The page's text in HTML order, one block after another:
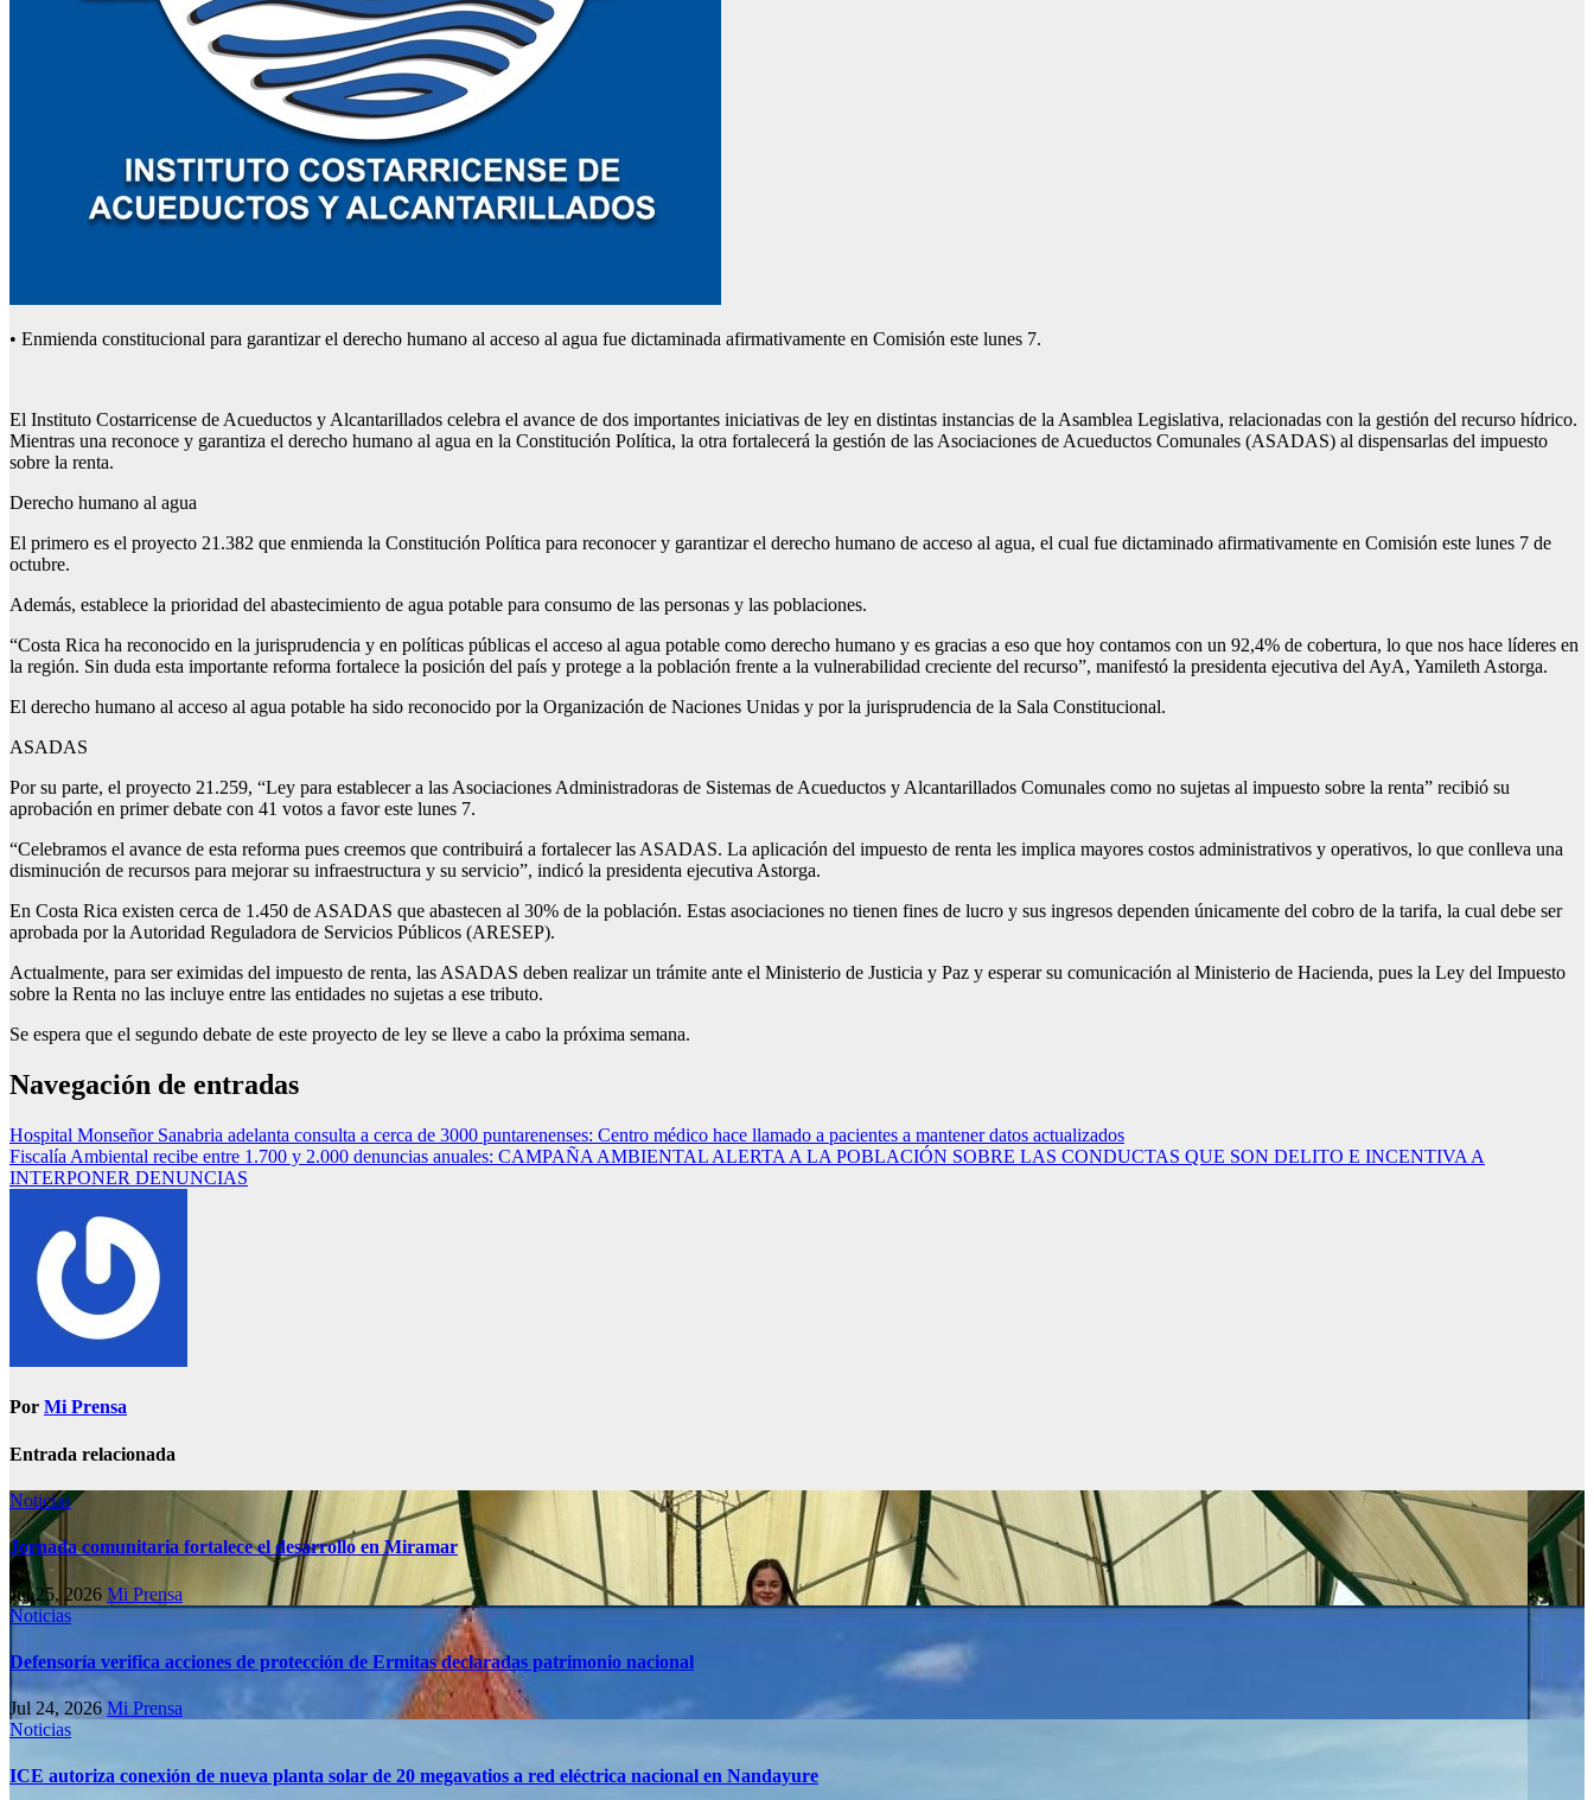
• Enmienda constitucional para garantizar el derecho humano al acceso al agua fue dictaminada afirmativamente en Comisión este lunes 7.
El Instituto Costarricense de Acueductos y Alcantarillados celebra el avance de dos importantes iniciativas de ley en distintas instancias de la Asamblea Legislativa, relacionadas con la gestión del recurso hídrico.
Mientras una reconoce y garantiza el derecho humano al agua en la Constitución Política, la otra fortalecerá la gestión de las Asociaciones de Acueductos Comunales (ASADAS) al dispensarlas del impuesto
sobre la renta.
Derecho humano al agua
El primero es el proyecto 21.382 que enmienda la Constitución Política para reconocer y garantizar el derecho humano de acceso al agua, el cual fue dictaminado afirmativamente en Comisión este lunes 7 de
octubre.
Además, establece la prioridad del abastecimiento de agua potable para consumo de las personas y las poblaciones.
“Costa Rica ha reconocido en la jurisprudencia y en políticas públicas el acceso al agua potable como derecho humano y es gracias a eso que hoy contamos con un 92,4% de cobertura, lo que nos hace líderes en
la región. Sin duda esta importante reforma fortalece la posición del país y protege a la población frente a la vulnerabilidad creciente del recurso”, manifestó la presidenta ejecutiva del AyA, Yamileth Astorga.
El derecho humano al acceso al agua potable ha sido reconocido por la Organización de Naciones Unidas y por la jurisprudencia de la Sala Constitucional.
ASADAS
Por su parte, el proyecto 21.259, “Ley para establecer a las Asociaciones Administradoras de Sistemas de Acueductos y Alcantarillados Comunales como no sujetas al impuesto sobre la renta” recibió su
aprobación en primer debate con 41 votos a favor este lunes 7.
“Celebramos el avance de esta reforma pues creemos que contribuirá a fortalecer las ASADAS. La aplicación del impuesto de renta les implica mayores costos administrativos y operativos, lo que conlleva una
disminución de recursos para mejorar su infraestructura y su servicio”, indicó la presidenta ejecutiva Astorga.
En Costa Rica existen cerca de 1.450 de ASADAS que abastecen al 30% de la población. Estas asociaciones no tienen fines de lucro y sus ingresos dependen únicamente del cobro de la tarifa, la cual debe ser
aprobada por la Autoridad Reguladora de Servicios Públicos (ARESEP).
Actualmente, para ser eximidas del impuesto de renta, las ASADAS deben realizar un trámite ante el Ministerio de Justicia y Paz y esperar su comunicación al Ministerio de Hacienda, pues la Ley del Impuesto
sobre la Renta no las incluye entre las entidades no sujetas a ese tributo.
Se espera que el segundo debate de este proyecto de ley se lleve a cabo la próxima semana.
Navegación de entradas
Hospital Monseñor Sanabria adelanta consulta a cerca de 3000 puntarenenses: Centro médico hace llamado a pacientes a mantener datos actualizados
Fiscalía Ambiental recibe entre 1.700 y 2.000 denuncias anuales: CAMPAÑA AMBIENTAL ALERTA A LA POBLACIÓN SOBRE LAS CONDUCTAS QUE SON DELITO E INCENTIVA A
INTERPONER DENUNCIAS
Por Mi Prensa
Entrada relacionada
Noticias
Jornada comunitaria fortalece el desarrollo en Miramar
Jul 25, 2026 Mi Prensa
Noticias
Defensoría verifica acciones de protección de Ermitas declaradas patrimonio nacional
Jul 24, 2026 Mi Prensa
Noticias
ICE autoriza conexión de nueva planta solar de 20 megavatios a red eléctrica nacional en Nandayure